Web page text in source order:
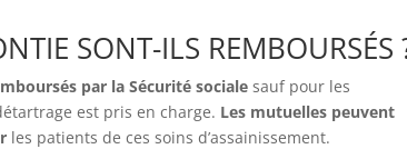
SONT-ILS REMBOURSÉS
par la Sécurité sociale sauf pour les
est pris en charge. Les mutuelles peuvent
les patients de ces soins d’assainissement.